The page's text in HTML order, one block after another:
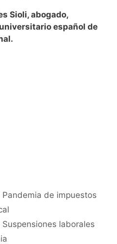
Sioli, abogado,
español de
de impuestos
laborales